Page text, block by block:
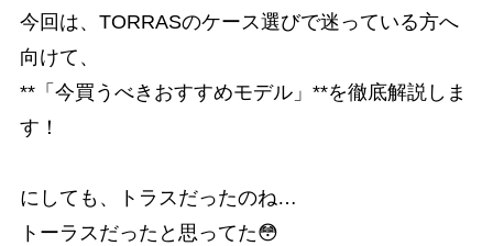
今回は、TORRASのケース選びで迷っている方へ
向けて、
**「今買うべきおすすめモデル」**を徹底解説しま
す！
にしても、トラスだったのね…
トーラスだったと思ってた😳